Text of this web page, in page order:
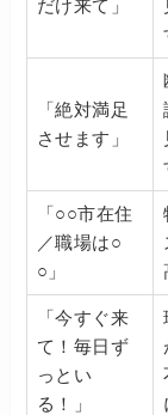
だけ来て」
「絶対満足
させます」
「○○市在住
／職場は○
○」
「今すぐ来
て！毎日ず
っとい
る！」